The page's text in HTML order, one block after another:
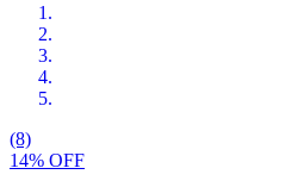
(8)
14% OFF